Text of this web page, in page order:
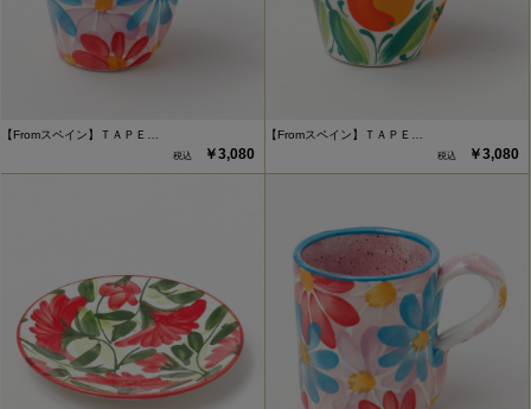
【Fromスペイン】ＴＡＰＥ…
￥3,080
【Fromスペイン】ＴＡＰＥ…
￥3,080